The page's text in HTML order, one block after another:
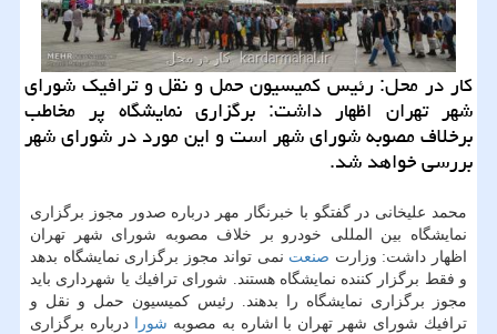
كار در محل: رئیس كمیسیون حمل و نقل و ترافیك شورای
شهر تهران اظهار داشت: برگزاری نمایشگاه پر مخاطب
برخلاف مصوبه شورای شهر است و این مورد در شورای شهر
بررسی خواهد شد.
محمد علیخانی در گفتگو با خبرنگار مهر درباره صدور مجوز برگزاری
نمایشگاه بین المللی خودرو بر خلاف مصوبه شورای شهر تهران
اظهار داشت: وزارت صنعت نمی تواند مجوز برگزاری نمایشگاه بدهد
و فقط برگزار كننده نمایشگاه هستند. شورای ترافیك یا شهرداری باید
مجوز برگزاری نمایشگاه را بدهند. رئیس كمیسیون حمل و نقل و
ترافیك شورای شهر تهران با اشاره به مصوبه شورا
درباره برگزاری